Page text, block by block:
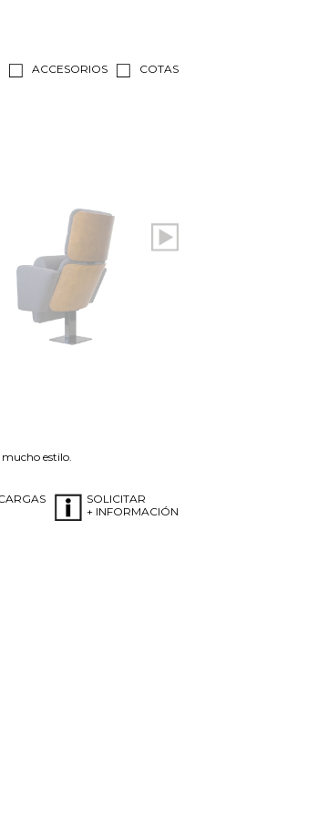
ACCESORIOS COTAS
estilo.
SOLICITAR
+ INFORMACIÓN